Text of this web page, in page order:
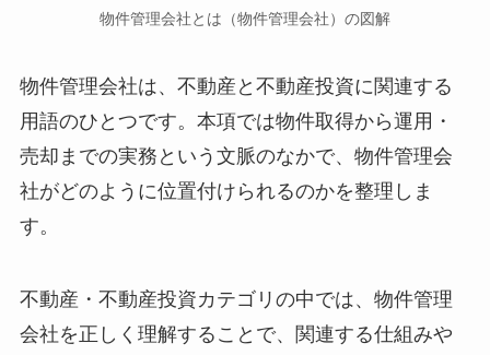
物件管理会社とは（物件管理会社）の図解
物件管理会社は、不動産と不動産投資に関連する
用語のひとつです。本項では物件取得から運用・
売却までの実務という文脈のなかで、物件管理会
社がどのように位置付けられるのかを整理しま
す。
不動産・不動産投資カテゴリの中では、物件管理
会社を正しく理解することで、関連する仕組みや